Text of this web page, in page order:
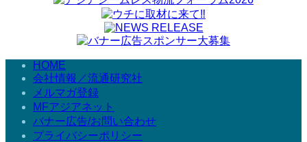
HOME
会社情報／流通研究社
メルマガ登録
MFアジアネット
バナー広告/お問い合わせ
プライバシーポリシー